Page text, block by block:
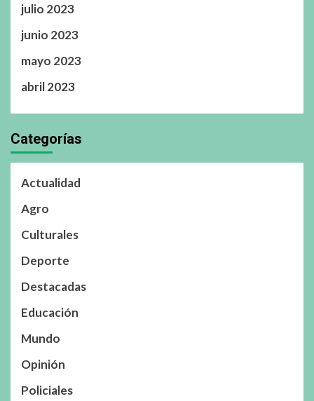
julio 2023
junio 2023
mayo 2023
abril 2023
Categorías
Actualidad
Agro
Culturales
Deporte
Destacadas
Educación
Mundo
Opinión
Policiales